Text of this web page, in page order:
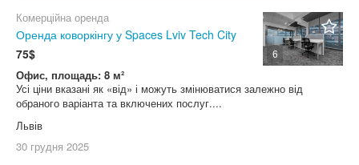
Павільйон
Перукарня
Виробниче приміщення
Ресторан
Склад
6
Комерційна оренда
Оренда коворкінгу у Spaces Lviv Tech City
75$
Офис, площадь: 8 м²
Усі ціни вказані як «від» і можуть змінюватися залежно від
обраного варіанта та включених послуг....
Львів
30 грудня 2025